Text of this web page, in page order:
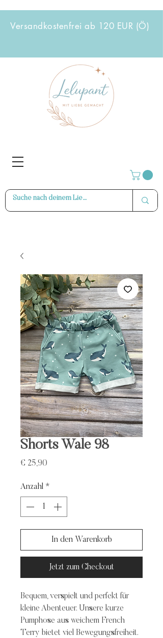
Versandkostenfrei ab 120 EUR (Ö)
Shorts Wale 98
€ 25,90
Anzahl *
In den Warenkorb
Jetzt zum Checkout
Bequem, verspielt und perfekt für
kleine Abenteuer. Unsere kurze
Pumphose aus weichem French
Terry bietet viel Bewegungsfreiheit.